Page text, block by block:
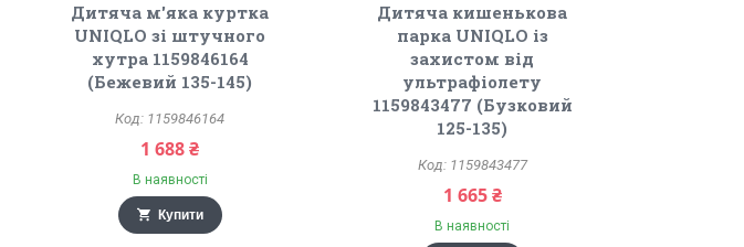
Дитяча м'яка куртка
UNIQLO зі штучного
хутра 1159846164
(Бежевий 135-145)
1159846164
1 688 ₴
В наявності
Купити
Дитяча кишенькова
парка UNIQLO із
захистом від
ультрафіолету
1159843477 (Бузковий
125-135)
1159843477
1 665 ₴
В наявності